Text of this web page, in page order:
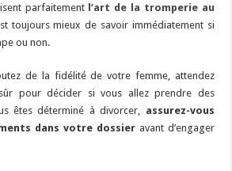
parfaitement l’art de la tromperie au
toujours mieux de savoir immédiatement si
ou non.
de la fidélité de votre femme, attendez
pour décider si vous allez prendre des
êtes déterminé à divorcer, assurez-vous
dans votre dossieravant d’engager